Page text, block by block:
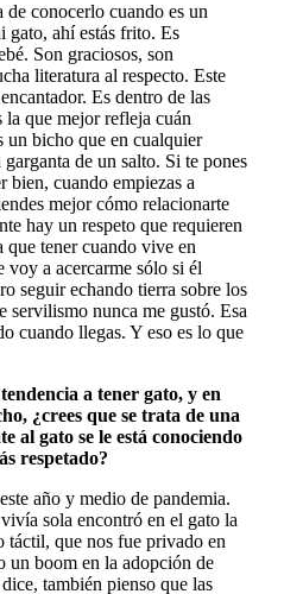
conocerlo cuando es un
gato, ahí estás frito. Es
Son graciosos, son
literatura al respecto. Este
Es dentro de las
la que mejor refleja cuán
un bicho que en cualquier
de un salto. Si te pones
bien, cuando empiezas a
mejor cómo relacionarte
hay un respeto que requieren
tener cuando vive en
voy a acercarme sólo si él
seguir echando tierra sobre los
servilismo nunca me gustó. Esa
cuando llegas. Y eso es lo que
a tener gato, y en
¿crees que se trata de una
al gato se le está conociendo
respetado?
año y medio de pandemia.
sola encontró en el gato la
táctil, que nos fue privado en
un boom en la adopción de
también pienso que las